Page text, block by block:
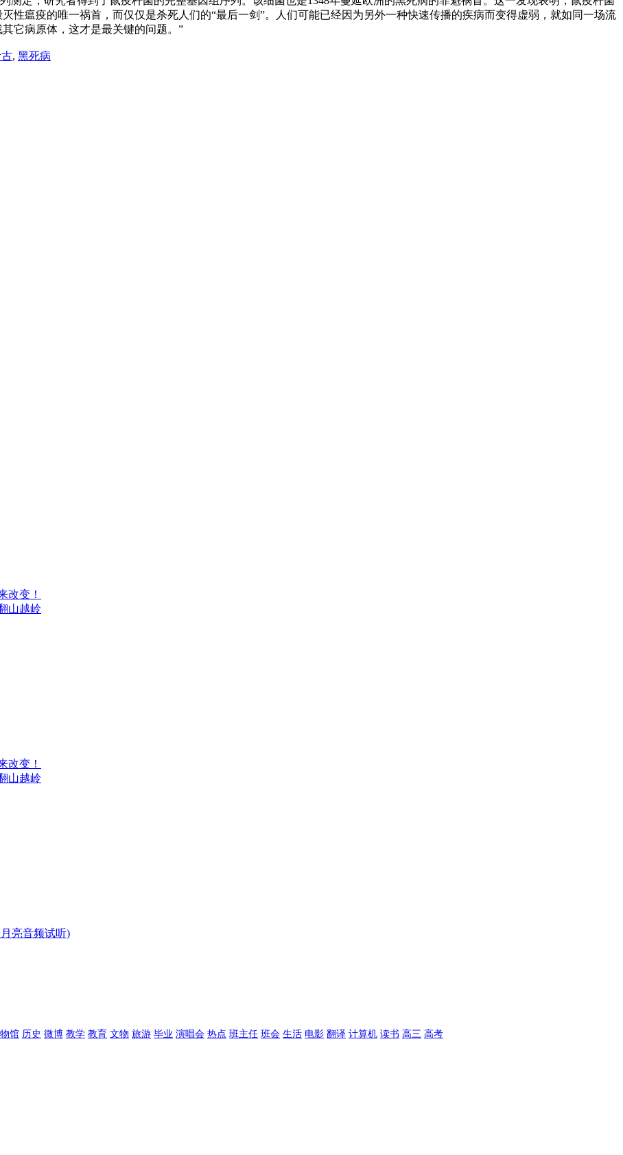
性瘟疫的唯一祸首，而仅仅是杀死人们的“最后一剑”。人们可能已经因为另外一种快速传播的疾病而变得虚弱，就如同一场流
它病原体，这才是最关键的问题。”
, 黑死病
改变！
山越岭
改变！
山越岭
亮音频试听)
馆 历史 微博 教学 教育 文物 旅游 毕业 演唱会 热点 班主任 班会 生活 电影 翻译 计算机 读书 高三 高考